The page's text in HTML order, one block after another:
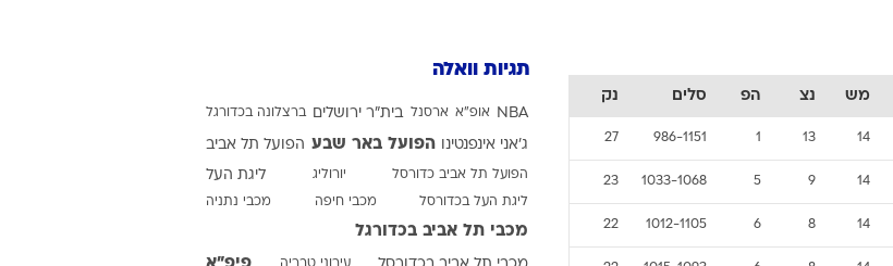
4-4-2
משרד החוץ
רץ על הקווים
ספורט בחקירה
סוגרים שנה
מונדיאל 2014
כתבו לנו
מש נצ הפ סלים נק
14
13
1
986-1151
27
14
9
5
1033-1068
23
14
8
6
1012-1105
22
תגיות וואלה
NBA אופ"א ארסנל בית"ר ירושלים ברצלונה בכדורגל
ג'אני אינפנטינו הפועל באר שבע הפועל תל אביב
הפועל תל אביב כדורסל יורוליג ליגת העל
ליגת העל בכדורסל מכבי חיפה מכבי נתניה
מכבי תל אביב בכדורגל
עירוני טבריה